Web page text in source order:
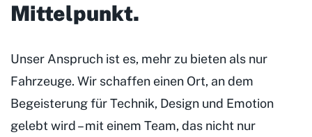
Mittelpunkt.
Unser Anspruch ist es, mehr zu bieten als nur
Fahrzeuge. Wir schaffen einen Ort, an dem
Begeisterung für Technik, Design und Emotion
gelebt wird – mit einem Team, das nicht nur